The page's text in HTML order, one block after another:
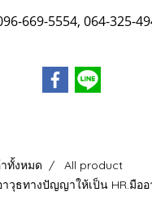
669-5554, 064-325-
ทั้งหมด
All product
วุธทางปัญญาให้เป็น HR.มือ